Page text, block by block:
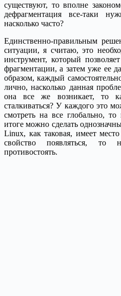
существуют, то вполне
дефрагментация все-таки
насколько часто?
Единственно-правильным
ситуации, я считаю, это
инструмент, который
фрагментации, а затем уже ее
образом, каждый
лично, насколько данная
она все же возникает, то
сталкиваться? У каждого это
смотреть на все глобально,
итоге можно сделать
Linux, как таковая, имеет
свойство появляться,
противостоять.